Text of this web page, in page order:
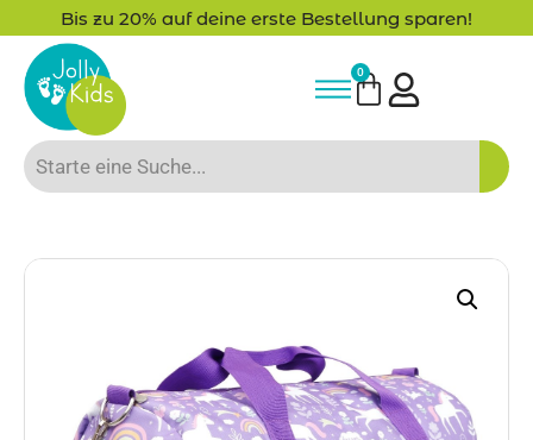
Bis zu 20% auf deine erste Bestellung sparen!
0